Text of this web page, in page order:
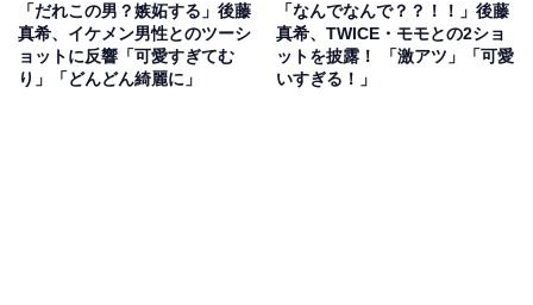
「だれこの男？嫉妬する」後藤
真希、イケメン男性とのツーシ
ョットに反響「可愛すぎてむ
り」「どんどん綺麗に」
「なんでなんで？？！！」後藤
真希、TWICE・モモとの2ショ
ットを披露！ 「激アツ」「可愛
いすぎる！」